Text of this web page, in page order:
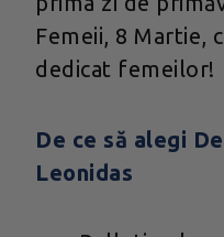
Femeii, 8 Martie,
dedicat femeilor!
De ce să alegi
Leonidas